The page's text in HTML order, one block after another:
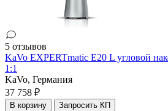
5 отзывов
KaVo EXPERTmatic E20 L угловой
1:1
KaVo, Германия
37 758 ₽
В корзину Запросить КП